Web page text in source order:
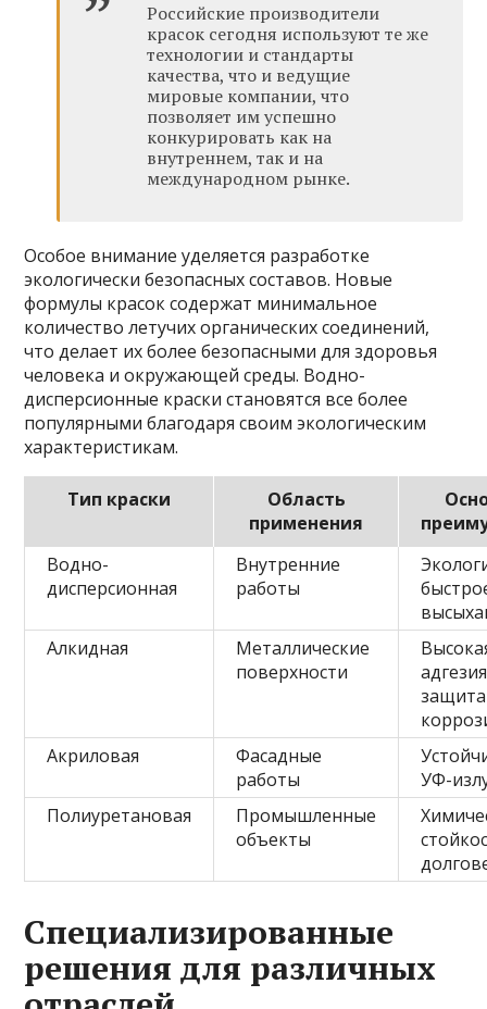
Российские производители
красок сегодня используют те же
технологии и стандарты
качества, что и ведущие
мировые компании, что
позволяет им успешно
конкурировать как на
внутреннем, так и на
международном рынке.
Особое внимание уделяется разработке
экологически безопасных составов. Новые
формулы красок содержат минимальное
количество летучих органических соединений,
что делает их более безопасными для здоровья
человека и окружающей среды. Водно-
дисперсионные краски становятся все более
популярными благодаря своим экологическим
характеристикам.
Тип краски
Область
применения
Водно-
дисперсионная
Внутренние
работы
Алкидная
Металлические
поверхности
Акриловая
Фасадные
работы
УФ-
Полиуретановая
Промышленные
объекты
Специализированные
решения для различных